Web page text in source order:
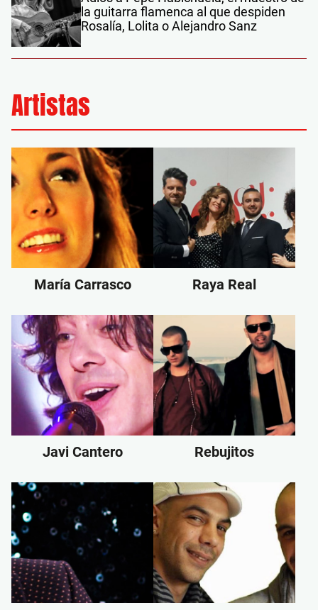
la guitarra flamenca al que despiden
Rosalía, Lolita o Alejandro Sanz
Artistas
María Carrasco Raya Real
Javi Cantero Rebujitos